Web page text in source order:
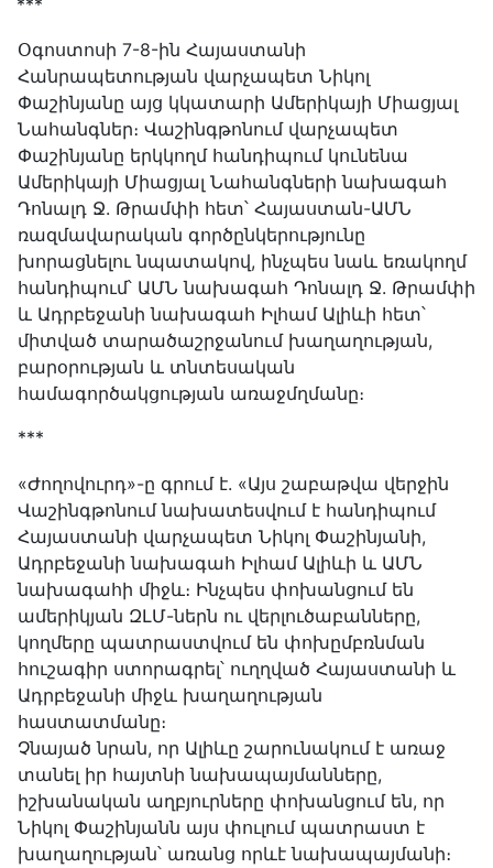
***
Օգոստոսի 7-8-ին Հայաստանի
Հանրապետության վարչապետ Նիկոլ
Փաշինյանը այց կկատարի Ամերիկայի Միացյալ
Նահանգներ։ Վաշինգթոնում վարչապետ
Փաշինյանը երկկողմ հանդիպում կունենա
Ամերիկայի Միացյալ Նահանգների նախագահ
Դոնալդ Ջ. Թրամփի հետ՝ Հայաստան-ԱՄՆ
ռազմավարական գործընկերությունը
խորացնելու նպատակով, ինչպես նաև եռակողմ
հանդիպում՝ ԱՄՆ նախագահ Դոնալդ Ջ. Թրամփի
և Ադրբեջանի նախագահ Իլհամ Ալիևի հետ՝
միտված տարածաշրջանում խաղաղության,
բարօրության և տնտեսական
համագործակցության առաջմղմանը։
***
«Ժողովուրդ»-ը գրում է. «Այս շաբաթվա վերջին
Վաշինգթոնում նախատեսվում է հանդիպում
Հայաստանի վարչապետ Նիկոլ Փաշինյանի,
Ադրբեջանի նախագահ Իլհամ Ալիևի և ԱՄՆ
նախագահի միջև։ Ինչպես փոխանցում են
ամերիկյան ԶԼՄ-ներն ու վերլուծաբանները,
կողմերը պատրաստվում են փոխըմբռնման
հուշագիր ստորագրել՝ ուղղված Հայաստանի և
Ադրբեջանի միջև խաղաղության
հաստատմանը։
Չնայած նրան, որ Ալիևը շարունակում է առաջ
տանել իր հայտնի նախապայմանները,
իշխանական աղբյուրները փոխանցում են, որ
Նիկոլ Փաշինյանն այս փուլում պատրաստ է
խաղաղության՝ առանց որևէ նախապայմանի։